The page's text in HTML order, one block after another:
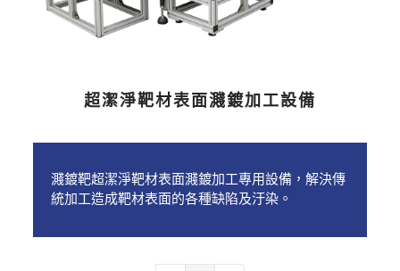
超潔淨靶材表面濺鍍加工設備
濺鍍靶超潔淨靶材表面濺鍍加工專用設備，解決傳
統加工造成靶材表面的各種缺陷及汙染。